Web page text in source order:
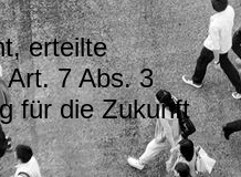
erteilte
Art. 7 Abs. 3
für die Zukunft